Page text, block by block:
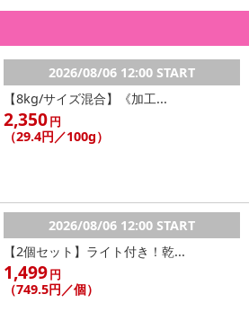
、配送日時指定をご利用いただけませ
2026/08/06 12:00 START
【8kg/サイズ混合】《加工...
2,350円
（29.4円／100g）
2026/08/06 12:00 START
【2個セット】ライト付き！乾...
1,499円
（749.5円／個）